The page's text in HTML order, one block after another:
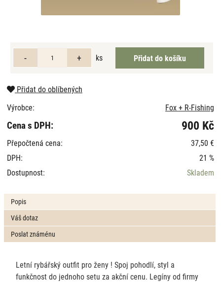
ks
Přidat do oblíbených
Výrobce:
Fox + R-Fishing
Cena s DPH: 900 Kč
Přepočtená cena:
37,50 €
DPH:
21 %
Dostupnost:
Skladem
Popis
Váš dotaz
Poslat známénu
Letní rybářský outfit pro ženy ! Spoj pohodlí, styl a
funkčnost do jednoho setu za akční cenu. Legíny od firmy